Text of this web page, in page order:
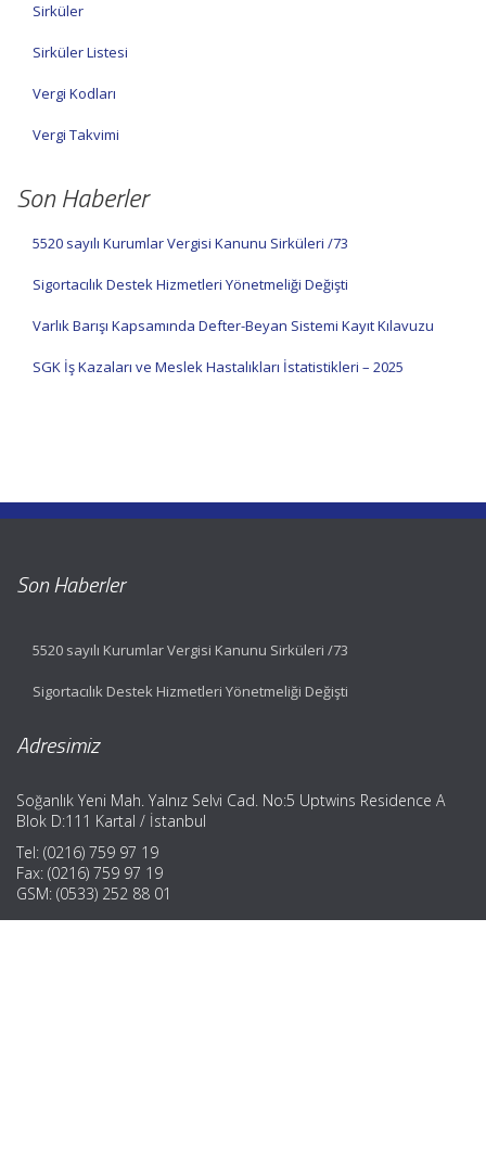
Sirküler
Sirküler Listesi
Vergi Kodları
Vergi Takvimi
Son Haberler
5520 sayılı Kurumlar Vergisi Kanunu Sirküleri /73
Sigortacılık Destek Hizmetleri Yönetmeliği Değişti
Varlık Barışı Kapsamında Defter-Beyan Sistemi Kayıt Kılavuzu
SGK İş Kazaları ve Meslek Hastalıkları İstatistikleri – 2025
Son Haberler
5520 sayılı Kurumlar Vergisi Kanunu Sirküleri /73
Sigortacılık Destek Hizmetleri Yönetmeliği Değişti
Adresimiz
Soğanlık Yeni Mah. Yalnız Selvi Cad. No:5 Uptwins Residence A
Blok D:111 Kartal / İstanbul
Tel: (0216) 759 97 19
Fax: (0216) 759 97 19
GSM: (0533) 252 88 01